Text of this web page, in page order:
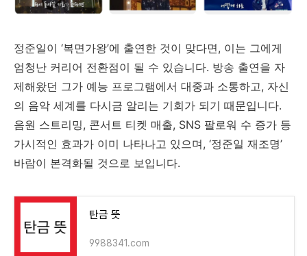
정준일이 ‘복면가왕’에 출연한 것이 맞다면, 이는 그에게
엄청난 커리어 전환점이 될 수 있습니다. 방송 출연을 자
제해왔던 그가 예능 프로그램에서 대중과 소통하고, 자신
의 음악 세계를 다시금 알리는 기회가 되기 때문입니다.
음원 스트리밍, 콘서트 티켓 매출, SNS 팔로워 수 증가 등
가시적인 효과가 이미 나타나고 있으며, ‘정준일 재조명’
바람이 본격화될 것으로 보입니다.
탄금 뜻
9988341.com